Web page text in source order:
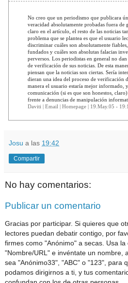
No creo que un periodismo que publicara
veracidad absolutamente probadas fuera de
claro en el artículo, el resto de las noticias
problema que se plantea es que el usuario
discriminar cuáles son absolutamente
fundados y cuáles son absolutas falacias
perversos. Los periodistas en general no
de verificación de sus noticias. De esta
piensan que la noticias son ciertas. Sería
dieran una idea del proceso de verificación
manera el usuario estaría mejor informado,
comunicación (si es que son honestos,
frente a denuncias de manipulación
Daviti | Email | Homepage | 19.May.05 -
Josu a las 19:42
Compartir
No hay comentarios:
Publicar un comentario
Gracias por participar. Si quieres que
lectores puedan debatir contigo, por
firmes como "Anónimo" a secas. Usa la
"Nombre/URL" e invéntate un nombre,
sea "Anónimo33", "ABC" o "123", para
podamos dirigirnos a ti, y tus